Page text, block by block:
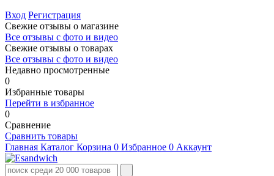
Вход Регистрация
Свежие отзывы о магазине
Все отзывы с фото и видео
Свежие отзывы о товарах
Все отзывы c фото и видео
Недавно просмотренные
0
Избранные товары
Перейти в избранное
0
Сравнение
Сравнить товары
Главная Каталог Корзина 0 Избранное 0 Аккаунт